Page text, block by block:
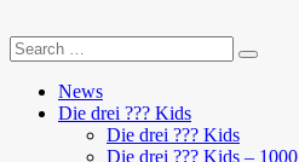
News
Die drei ??? Kids
Die drei ??? Kids
Die drei ??? Kids –